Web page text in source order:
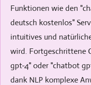
Funktionen wie den
deutsch kostenlos"
intuitives und
wird. Fortgeschrittene
gpt-4" oder "chatbot
dank NLP komplexe